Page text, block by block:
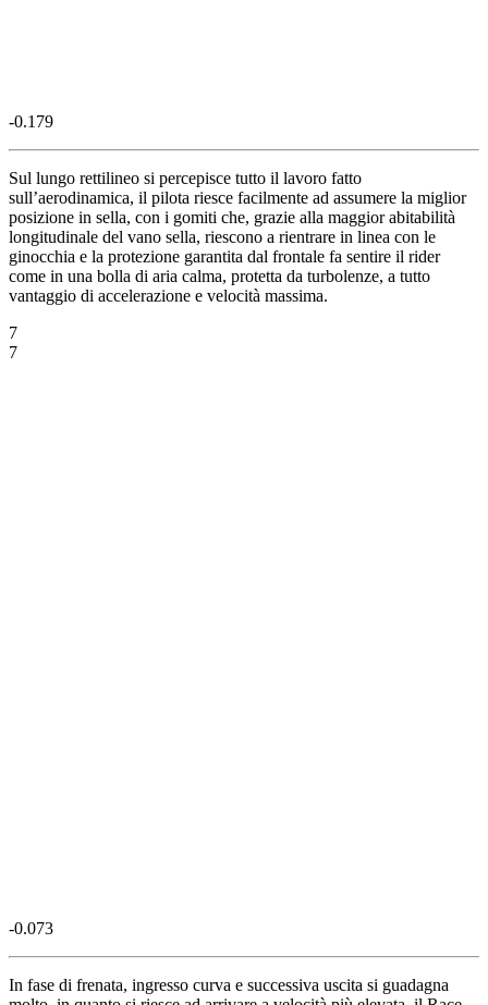
-0.179
Sul lungo rettilineo si percepisce tutto il lavoro fatto
sull’aerodinamica, il pilota riesce facilmente ad assumere la miglior
posizione in sella, con i gomiti che, grazie alla maggior abitabilità
longitudinale del vano sella, riescono a rientrare in linea con le
ginocchia e la protezione garantita dal frontale fa sentire il rider
come in una bolla di aria calma, protetta da turbolenze, a tutto
vantaggio di accelerazione e velocità massima.
7
7
-0.073
In fase di frenata, ingresso curva e successiva uscita si guadagna